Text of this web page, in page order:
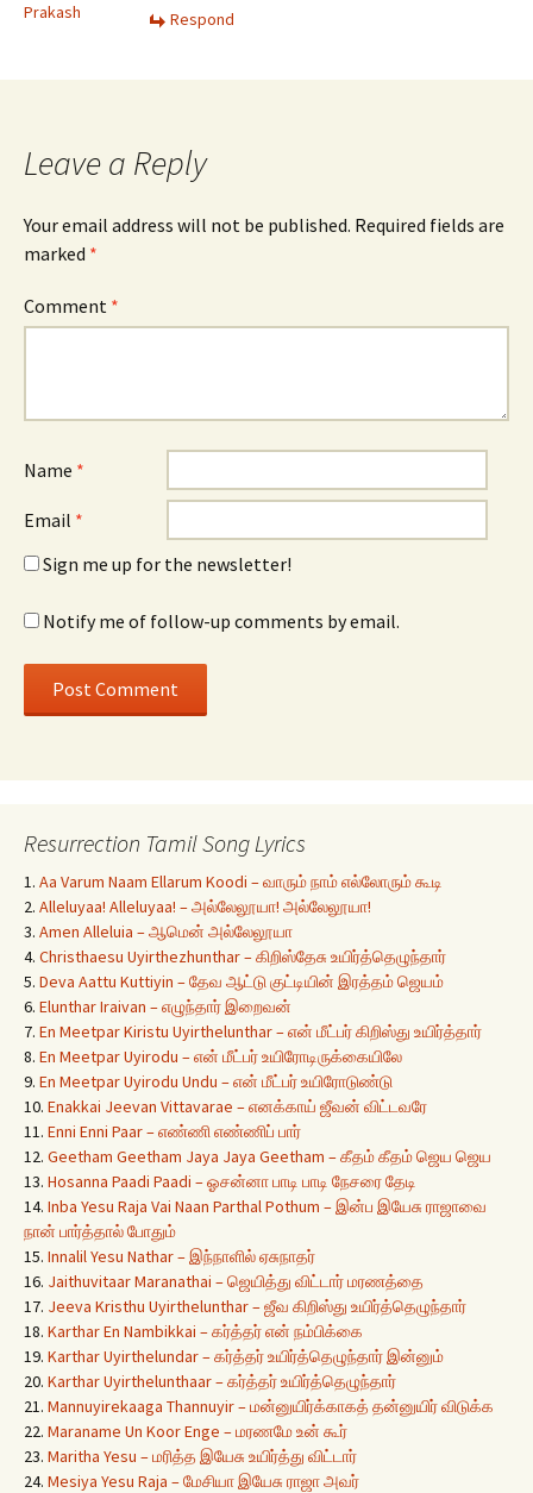
Prakash Respond
Leave a Reply
Your email address will not be published. Required fields are
marked *
Comment *
Name *
Email *
Sign me up for the newsletter!
Notify me of follow-up comments by email.
Resurrection Tamil Song Lyrics
1. Aa Varum Naam Ellarum Koodi – வாரும் நாம் எல்லோரும் கூடி
2. Alleluyaa! Alleluyaa! – அல்லேலூயா! அல்லேலூயா!
3. Amen Alleluia – ஆமென் அல்லேலூயா
4. Christhaesu Uyirthezhunthar – கிறிஸ்தேசு உயிர்த்தெழுந்தார்
5. Deva Aattu Kuttiyin – தேவ ஆட்டு குட்டியின் இரத்தம் ஜெயம்
6. Elunthar Iraivan – எழுந்தார் இறைவன்
7. En Meetpar Kiristu Uyirthelunthar – என் மீட்பர் கிறிஸ்து உயிர்த்தார்
8. En Meetpar Uyirodu – என் மீட்பர் உயிரோடிருக்கையிலே
9. En Meetpar Uyirodu Undu – என் மீட்பர் உயிரோடுண்டு
10. Enakkai Jeevan Vittavarae – எனக்காய் ஜீவன் விட்டவரே
11. Enni Enni Paar – எண்ணி எண்ணிப் பார்
12. Geetham Geetham Jaya Jaya Geetham – கீதம் கீதம் ஜெய ஜெய
13. Hosanna Paadi Paadi – ஓசன்னா பாடி பாடி நேசரை தேடி
14. Inba Yesu Raja Vai Naan Parthal Pothum – இன்ப இயேசு ராஜாவை
நான் பார்த்தால் போதும்
15. Innalil Yesu Nathar – இந்நாளில் ஏசுநாதர்
16. Jaithuvitaar Maranathai – ஜெயித்து விட்டார் மரணத்தை
17. Jeeva Kristhu Uyirthelunthar – ஜீவ கிறிஸ்து உயிர்த்தெழுந்தார்
18. Karthar En Nambikkai – கர்த்தர் என் நம்பிக்கை
19. Karthar Uyirthelundar – கர்த்தர் உயிர்த்தெழுந்தார் இன்னும்
20. Karthar Uyirthelunthaar – கர்த்தர் உயிர்த்தெழுந்தார்
21. Mannuyirekaaga Thannuyir – மன்னுயிர்க்காகத் தன்னுயிர் விடுக்க
22. Maraname Un Koor Enge – மரணமே உன் கூர்
23. Maritha Yesu – மரித்த இயேசு உயிர்த்து விட்டார்
24. Mesiya Yesu Raja – மேசியா இயேசு ராஜா அவர்